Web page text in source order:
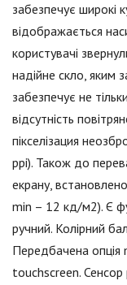
забезпечує широкі
відображається
користувачі
надійне скло, яким
забезпечує не
відсутність
пікселізация
ppi). Також до
екрану,
min – 12 кд/м2). Є
ручний. Колірний
Передбачена
touchscreen.